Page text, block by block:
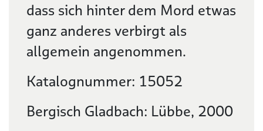
dass sich hinter dem Mord etwas
ganz anderes verbirgt als
allgemein angenommen.
Katalognummer: 15052
Bergisch Gladbach: Lübbe, 2000